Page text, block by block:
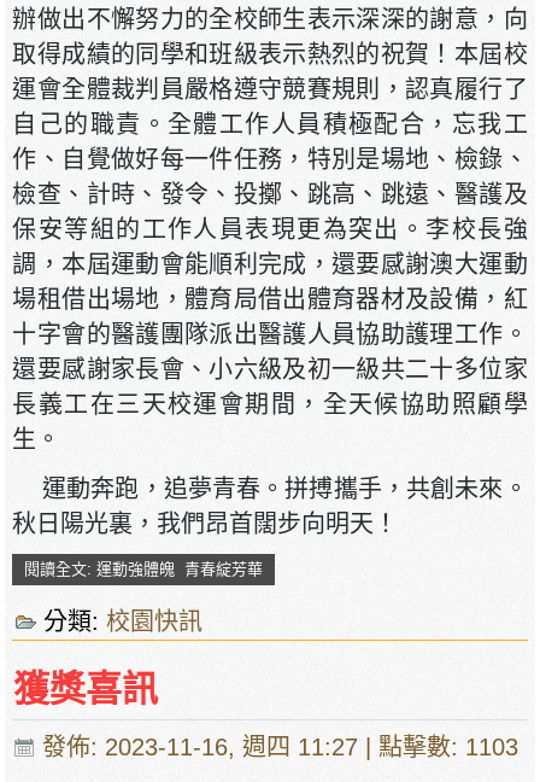
辦做出不懈努力的全校師生表示深深的謝意，向
取得成績的同學和班級表示熱烈的祝賀！本屆校
運會全體裁判員嚴格遵守競賽規則，認真履行了
自己的職責。全體工作人員積極配合，忘我工
作、自覺做好每一件任務，特別是場地、檢錄、
檢查、計時、發令、投擲、跳高、跳遠、醫護及
保安等組的工作人員表現更為突出。李校長強
調，本屆運動會能順利完成，還要感謝澳大運動
場租借出場地，體育局借出體育器材及設備，紅
十字會的醫護團隊派出醫護人員協助護理工作。
還要感謝家長會、小六級及初一級共二十多位家
長義工在三天校運會期間，全天候協助照顧學
生。
運動奔跑，追夢青春。拼搏攜手，共創未來。
秋日陽光裏，我們昂首闊步向明天！
閱讀全文: 運動強體魄 青春綻芳華
分類:校園快訊
獲獎喜訊
發佈: 2023-11-16, 週四 11:27 | 點擊數: 1103